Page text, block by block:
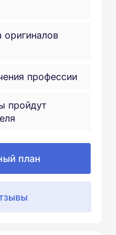
оригиналов
профессии
пройдут
план